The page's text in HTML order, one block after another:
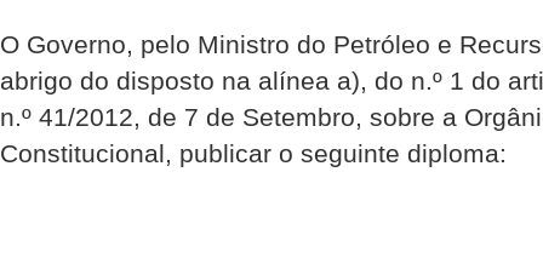
O Governo, pelo Ministro do Petróleo e
abrigo do disposto na alínea a), do n.º 1 do
n.º 41/2012, de 7 de Setembro, sobre a
Constitucional, publicar o seguinte diploma: